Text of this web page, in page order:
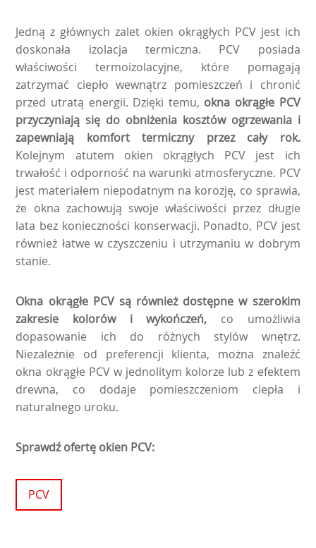
Jedną z głównych zalet okien okrągłych PCV jest ich
doskonała izolacja termiczna. PCV posiada
właściwości termoizolacyjne, które pomagają
zatrzymać ciepło wewnątrz pomieszczeń i chronić
przed utratą energii. Dzięki temu, okna okrągłe PCV
przyczyniają się do obniżenia kosztów ogrzewania i
zapewniają komfort termiczny przez cały rok.
Kolejnym atutem okien okrągłych PCV jest ich
trwałość i odporność na warunki atmosferyczne. PCV
jest materiałem niepodatnym na korozję, co sprawia,
że okna zachowują swoje właściwości przez długie
lata bez konieczności konserwacji. Ponadto, PCV jest
również łatwe w czyszczeniu i utrzymaniu w dobrym
stanie.
Okna okrągłe PCV są również dostępne w szerokim
zakresie kolorów i wykończeń, co umożliwia
dopasowanie ich do różnych stylów wnętrz.
Niezależnie od preferencji klienta, można znaleźć
okna okrągłe PCV w jednolitym kolorze lub z efektem
drewna, co dodaje pomieszczeniom ciepła i
naturalnego uroku.
Sprawdź ofertę okien PCV:
PCV